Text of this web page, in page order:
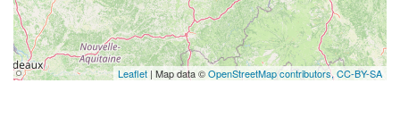
Leaflet | Map data ©OpenStreetMap contributors,CC-BY-SA